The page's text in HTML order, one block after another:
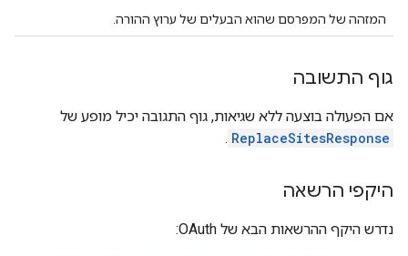
המזהה של המפרסם שהוא הבעלים של ערוץ ההורה.
גוף התשובה
אם הפעולה בוצעה ללא שגיאות, גוף התגובה יכיל מופע של
ReplaceSitesResponse
.
היקפי הרשאה
נדרש היקף ההרשאות הבא של OAuth: